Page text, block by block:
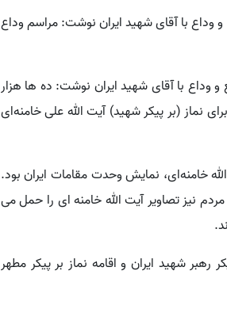
با آقای شهید ایران نوشت: مراسم وداع
وداع با آقای شهید ایران نوشت: ده‌ ها هزار
نماز (بر پیکر شهید) آیت‌ الله علی خامنه‌ای
خامنه‌ای، نمایش وحدت مقامات ایران بود.
نیز تصاویر آیت الله خامنه‌ ای را حمل می‌
شهید ایران و اقامه نماز بر پیکر مطهر